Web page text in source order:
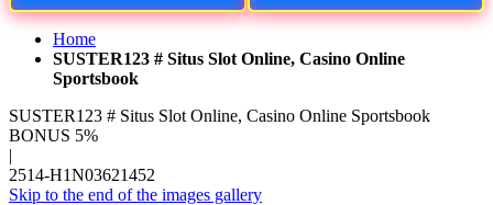
Home
SUSTER123 # Situs Slot Online, Casino Online
Sportsbook
SUSTER123 # Situs Slot Online, Casino Online Sportsbook
BONUS 5%
|
2514-H1N03621452
Skip to the end of the images gallery